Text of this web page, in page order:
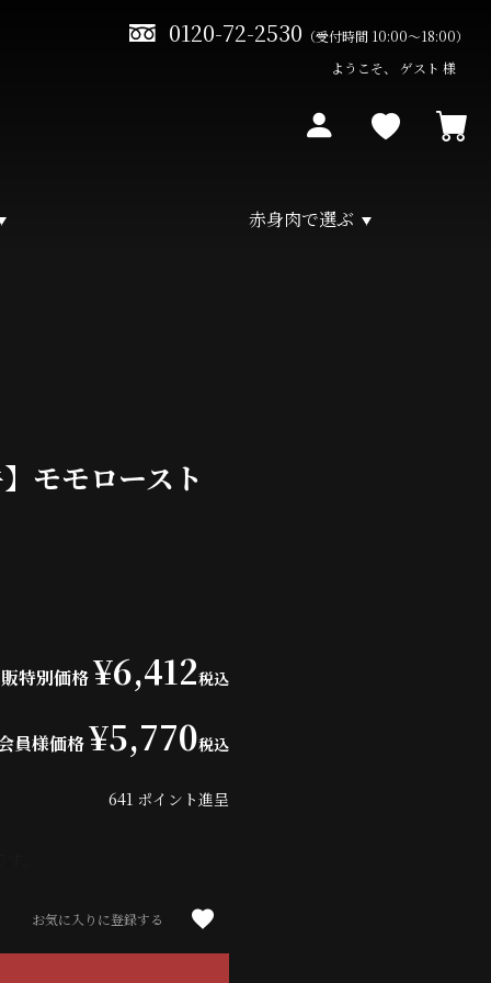
0120-72-2530 （受付時間 10:00～18:00）
ようこそ、 ゲスト 様
赤身肉で選ぶ
モモロースト
特別価格¥6,412税込
員様価格¥5,770税込
641 ポイント進呈
お気に入りに登録する